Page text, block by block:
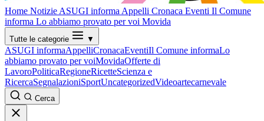
Home Notizie ASUGI informa Appelli Cronaca Eventi Il Comune
informa Lo abbiamo provato per voi Movida
Tutte le categorie ▼
ASUGI informaAppelliCronacaEventiIl Comune informaLo
abbiamo provato per voiMovidaOfferte di
LavoroPoliticaRegioneRicetteScienza e
RicercaSegnalazioniSportUncategorizedVideoartecarnevale
Cerca